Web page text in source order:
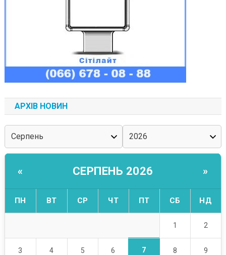
АРХІВ НОВИН
« СЕРПЕНЬ 2026 »
ПН ВТ СР ЧТ ПТ СБ НД
1 2
3 4 5 6 7 8 9